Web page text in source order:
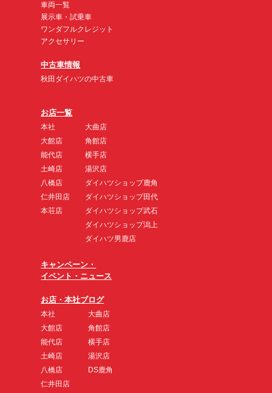
車両一覧
展示車・試乗車
ワンダフルクレジット
アクセサリー
中古車情報
秋田ダイハツの中古車
お店一覧
本社
大館店
能代店
土崎店
八橋店
仁井田店
本荘店
大曲店
角館店
横手店
湯沢店
ダイハツショップ鹿角
ダイハツショップ田代
ダイハツショップ武石
ダイハツショップ潟上
ダイハツ男鹿店
キャンペーン・
イベント・ニュース
お店・本社ブログ
本社
大館店
能代店
土崎店
八橋店
仁井田店
大曲店
角館店
横手店
湯沢店
DS鹿角